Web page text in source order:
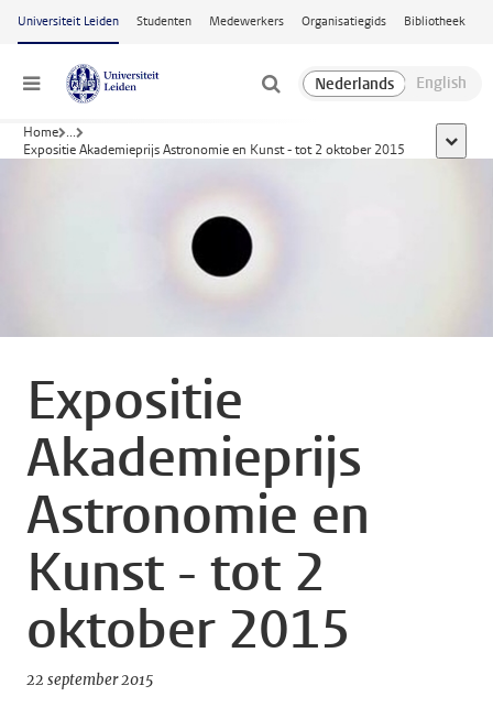
Ga naar hoofdinhoud
Universiteit Leiden Studenten Medewerkers Organisatiegids Bibliotheek
Menu
Home ...
Expositie Akademieprijs Astronomie en Kunst - tot 2 oktober 2015
toon
Expositie
Akademieprijs
Astronomie en
Kunst - tot 2
oktober 2015
22 september 2015